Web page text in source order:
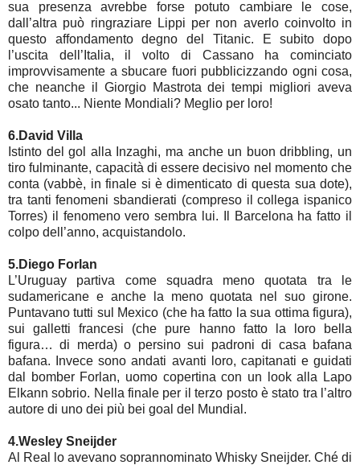
sua presenza avrebbe forse potuto cambiare le cose,
dall’altra può ringraziare Lippi per non averlo coinvolto in
questo affondamento degno del Titanic. E subito dopo
l’uscita dell’Italia, il volto di Cassano ha cominciato
improvvisamente a sbucare fuori pubblicizzando ogni cosa,
che neanche il Giorgio Mastrota dei tempi migliori aveva
osato tanto... Niente Mondiali? Meglio per loro!
6.David Villa
Istinto del gol alla Inzaghi, ma anche un buon dribbling, un
tiro fulminante, capacità di essere decisivo nel momento che
conta (vabbè, in finale si è dimenticato di questa sua dote),
tra tanti fenomeni sbandierati (compreso il collega ispanico
Torres) il fenomeno vero sembra lui. Il Barcelona ha fatto il
colpo dell’anno, acquistandolo.
5.Diego Forlan
L’Uruguay partiva come squadra meno quotata tra le
sudamericane e anche la meno quotata nel suo girone.
Puntavano tutti sul Mexico (che ha fatto la sua ottima figura),
sui galletti francesi (che pure hanno fatto la loro bella
figura… di merda) o persino sui padroni di casa bafana
bafana. Invece sono andati avanti loro, capitanati e guidati
dal bomber Forlan, uomo copertina con un look alla Lapo
Elkann sobrio. Nella finale per il terzo posto è stato tra l’altro
autore di uno dei più bei goal del Mundial.
4.Wesley Sneijder
Al Real lo avevano soprannominato Whisky Sneijder. Ché di